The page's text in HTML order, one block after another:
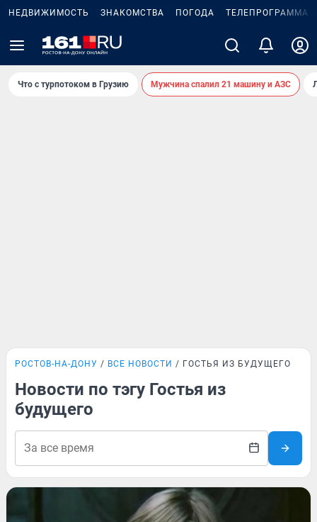
НЕДВИЖИМОСТЬ ЗНАКОМСТВА ПОГОДА ТЕЛЕПРОГРАММА
Что с турпотоком в Грузию Мужчина спалил 21 машину и АЗС
РОСТОВ-НА-ДОНУ ВСЕ НОВОСТИ ГОСТЬЯ ИЗ БУДУЩЕГО
Новости по тэгу Гостья из
будущего